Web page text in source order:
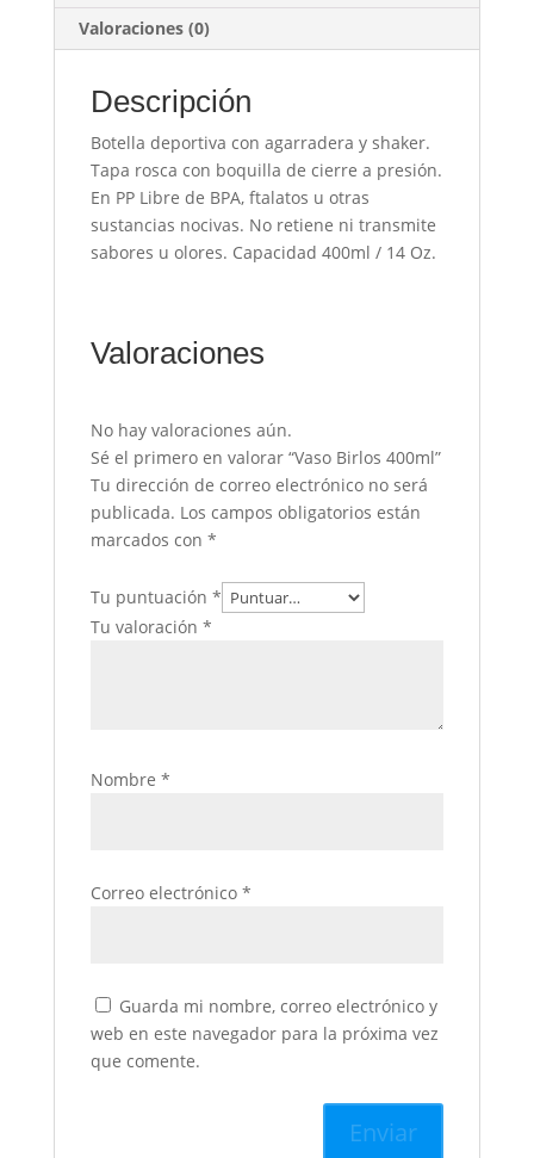
Valoraciones (0)
Descripción
Botella deportiva con agarradera y shaker.
Tapa rosca con boquilla de cierre a presión.
En PP Libre de BPA, ftalatos u otras
sustancias nocivas. No retiene ni transmite
sabores u olores. Capacidad 400ml / 14 Oz.
Valoraciones
No hay valoraciones aún.
Sé el primero en valorar “Vaso Birlos 400ml”
Tu dirección de correo electrónico no será
publicada. Los campos obligatorios están
marcados con *
Tu puntuación *
Tu valoración *
Nombre *
Correo electrónico *
Guarda mi nombre, correo electrónico y
web en este navegador para la próxima vez
que comente.